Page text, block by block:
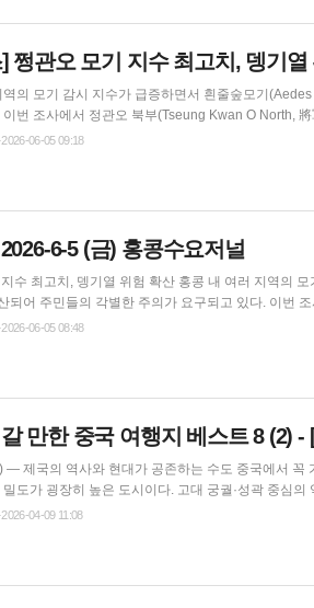
쩡관오 모기 지수 최고치, 뎅기열
역의 모기 감시 지수가 급증하면서 흰줄숲모기
조사에서 정관오 북부(Tseung Kwan O North, 將軍澳北) 지역
신 흰줄숲모기 유충구획지수(Gravidtrap Index)가
2026-06-05 09:18
6-5 (금) 홍콩수요저널
콩 내 여러 지역의 모기 감시 지수가 급증하면서 흰줄숲모기(Aedes albopictus)의 활동이
되어 주민들의 각별한 주의가 요구되고 있다. 이번
(Gravidtrap Index)가 35.3%에 도달했으며,
2026-06-05 08:48
만한 중국 여행지 베스트 8 (2)
공존하는 수도 중국에서 꼭 가 봐야 할 여행지 한 곳만 꼽으라면 나는 베이징을 추천한다. 베이징
도가 굉장히 높은 도시이다. 고대 궁궐·성곽 중심
최적기이다. 베이징까지 기차 타고 어느 세월에 도착하냐
2026-04-09 11:08